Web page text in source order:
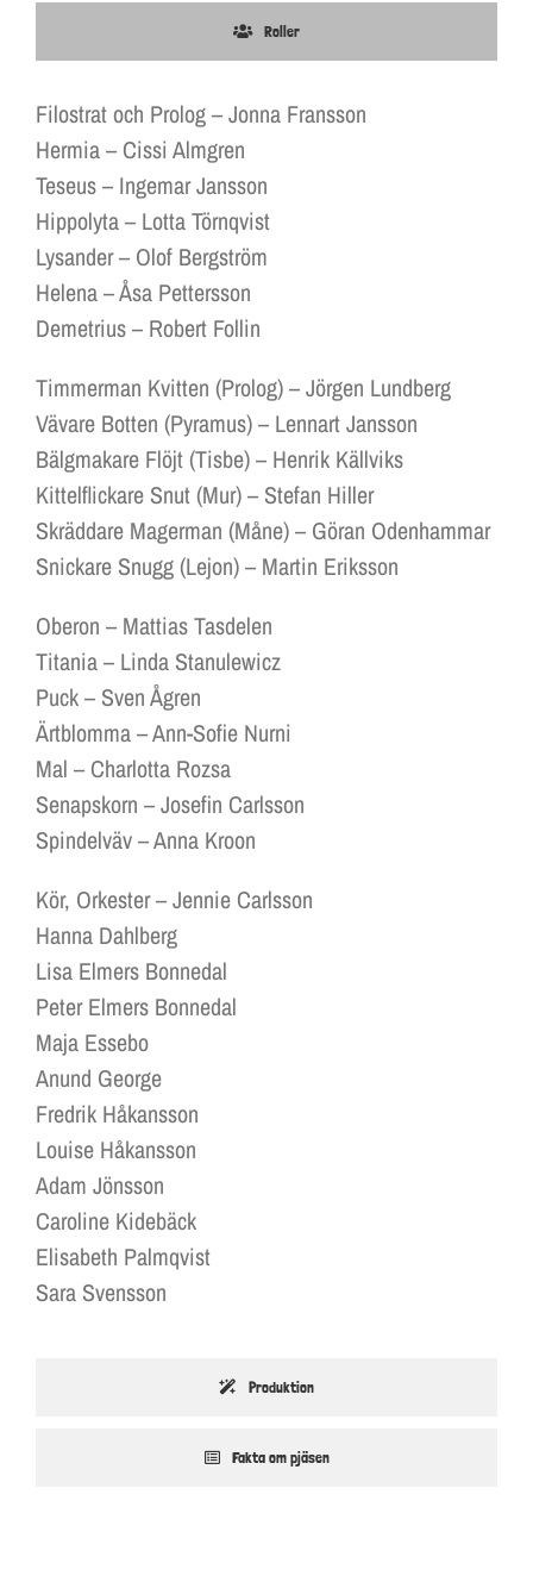
Roller
Filostrat och Prolog – Jonna Fransson
Hermia – Cissi Almgren
Teseus – Ingemar Jansson
Hippolyta – Lotta Törnqvist
Lysander – Olof Bergström
Helena – Åsa Pettersson
Demetrius – Robert Follin
Timmerman Kvitten (Prolog) – Jörgen Lundberg
Vävare Botten (Pyramus) – Lennart Jansson
Bälgmakare Flöjt (Tisbe) – Henrik Källviks
Kittelflickare Snut (Mur) – Stefan Hiller
Skräddare Magerman (Måne) – Göran Odenhammar
Snickare Snugg (Lejon) – Martin Eriksson
Oberon – Mattias Tasdelen
Titania – Linda Stanulewicz
Puck – Sven Ågren
Ärtblomma – Ann-Sofie Nurni
Mal – Charlotta Rozsa
Senapskorn – Josefin Carlsson
Spindelväv – Anna Kroon
Kör, Orkester – Jennie Carlsson
Hanna Dahlberg
Lisa Elmers Bonnedal
Peter Elmers Bonnedal
Maja Essebo
Anund George
Fredrik Håkansson
Louise Håkansson
Adam Jönsson
Caroline Kidebäck
Elisabeth Palmqvist
Sara Svensson
Produktion
Fakta om pjäsen